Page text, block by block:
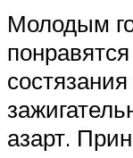
Молодым
азарт.